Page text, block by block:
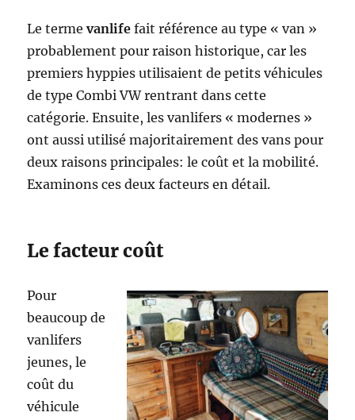
Le termevanlifefait référence au type « van »
probablement pour raison historique, car les
premiers hyppies utilisaient de petits véhicules
de type Combi VW rentrant dans cette
catégorie. Ensuite, les vanlifers « modernes »
ont aussi utilisé majoritairement des vans pour
deux raisons principales: le coût et la mobilité.
Examinons ces deux facteurs en détail.
Le facteur coût
Pour
beaucoup de
vanlifers
jeunes, le
coût du
véhicule